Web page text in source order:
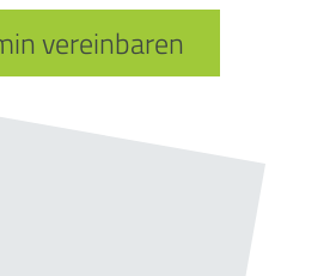
vereinbaren